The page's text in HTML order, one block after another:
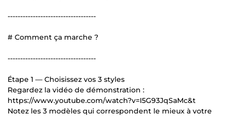
-----------------------------------
# Comment ça marche ?
-----------------------------------
Étape 1 — Choisissez vos 3 styles
Regardez la vidéo de démonstration :
https://www.youtube.com/watch?v=I5G93JqSaMc&t
Notez les 3 modèles qui correspondent le mieux à votre